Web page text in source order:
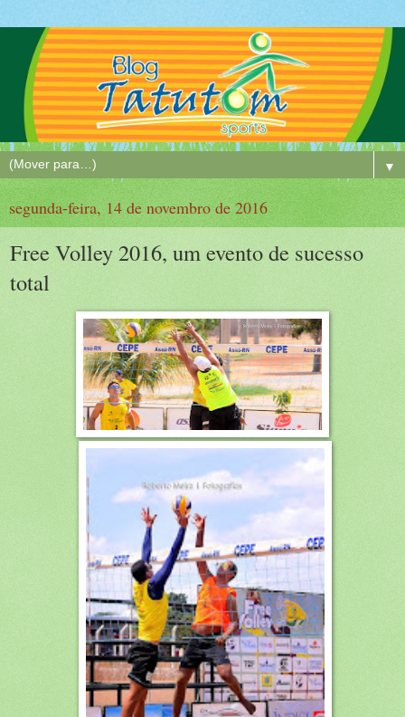
▼
segunda-feira, 14 de novembro de 2016
Free Volley 2016, um evento de sucesso
total